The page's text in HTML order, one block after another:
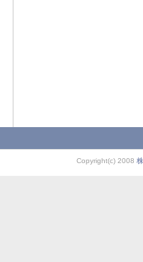
Copyright(c) 2008